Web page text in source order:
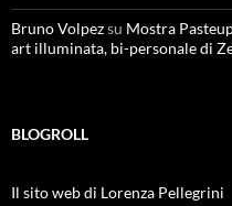
Bruno Volpezsu Mostra
art illuminata, bi-personale di
BLOGROLL
Il sito web di Lorenza Pellegrini